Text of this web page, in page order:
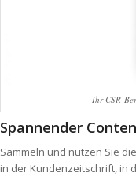
Ihr CSR-
Spannender
Sammeln und nutzen Sie
in der Kundenzeitschrift, in